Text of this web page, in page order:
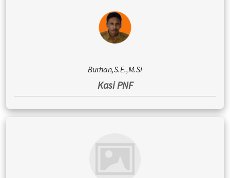
Burhan,S.E.,M.Si
Kasi PNF